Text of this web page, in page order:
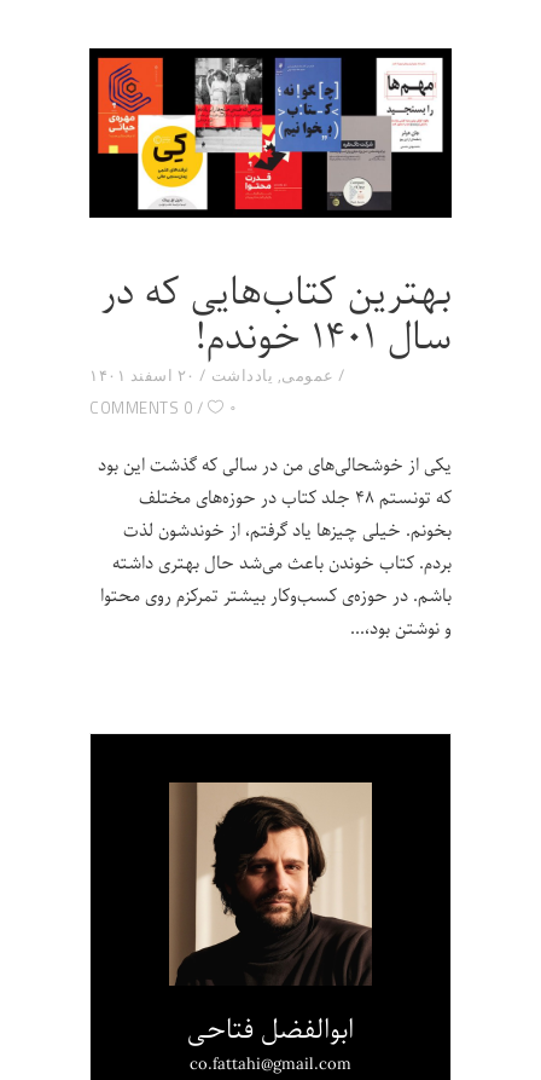
بهترین کتاب‌هایی که در
سال ۱۴۰۱ خوندم!
۲۰ اسفند ۱۴۰۱ عمومی, یادداشت
0 COMMENTS
۰
یکی از خوشحالی‌های من در سالی که گذشت این بود
که تونستم ۴۸ جلد کتاب در حوزه‌های مختلف
بخونم. خیلی چیزها یاد گرفتم، از خوندشون لذت
بردم. کتاب خوندن باعث می‌شد حال بهتری داشته
باشم. در حوزه‌ی کسب‌و‌کار بیشتر تمرکزم روی محتوا
و نوشتن بود،
ابوالفضل فتاحی
co.fattahi@gmail.com